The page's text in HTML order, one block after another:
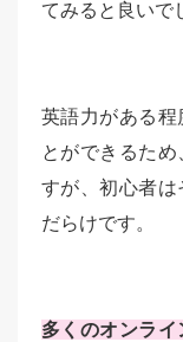
てみると良いで
英語力がある程
とができるた
すが、初心者
だらけです。
多くのオンラ